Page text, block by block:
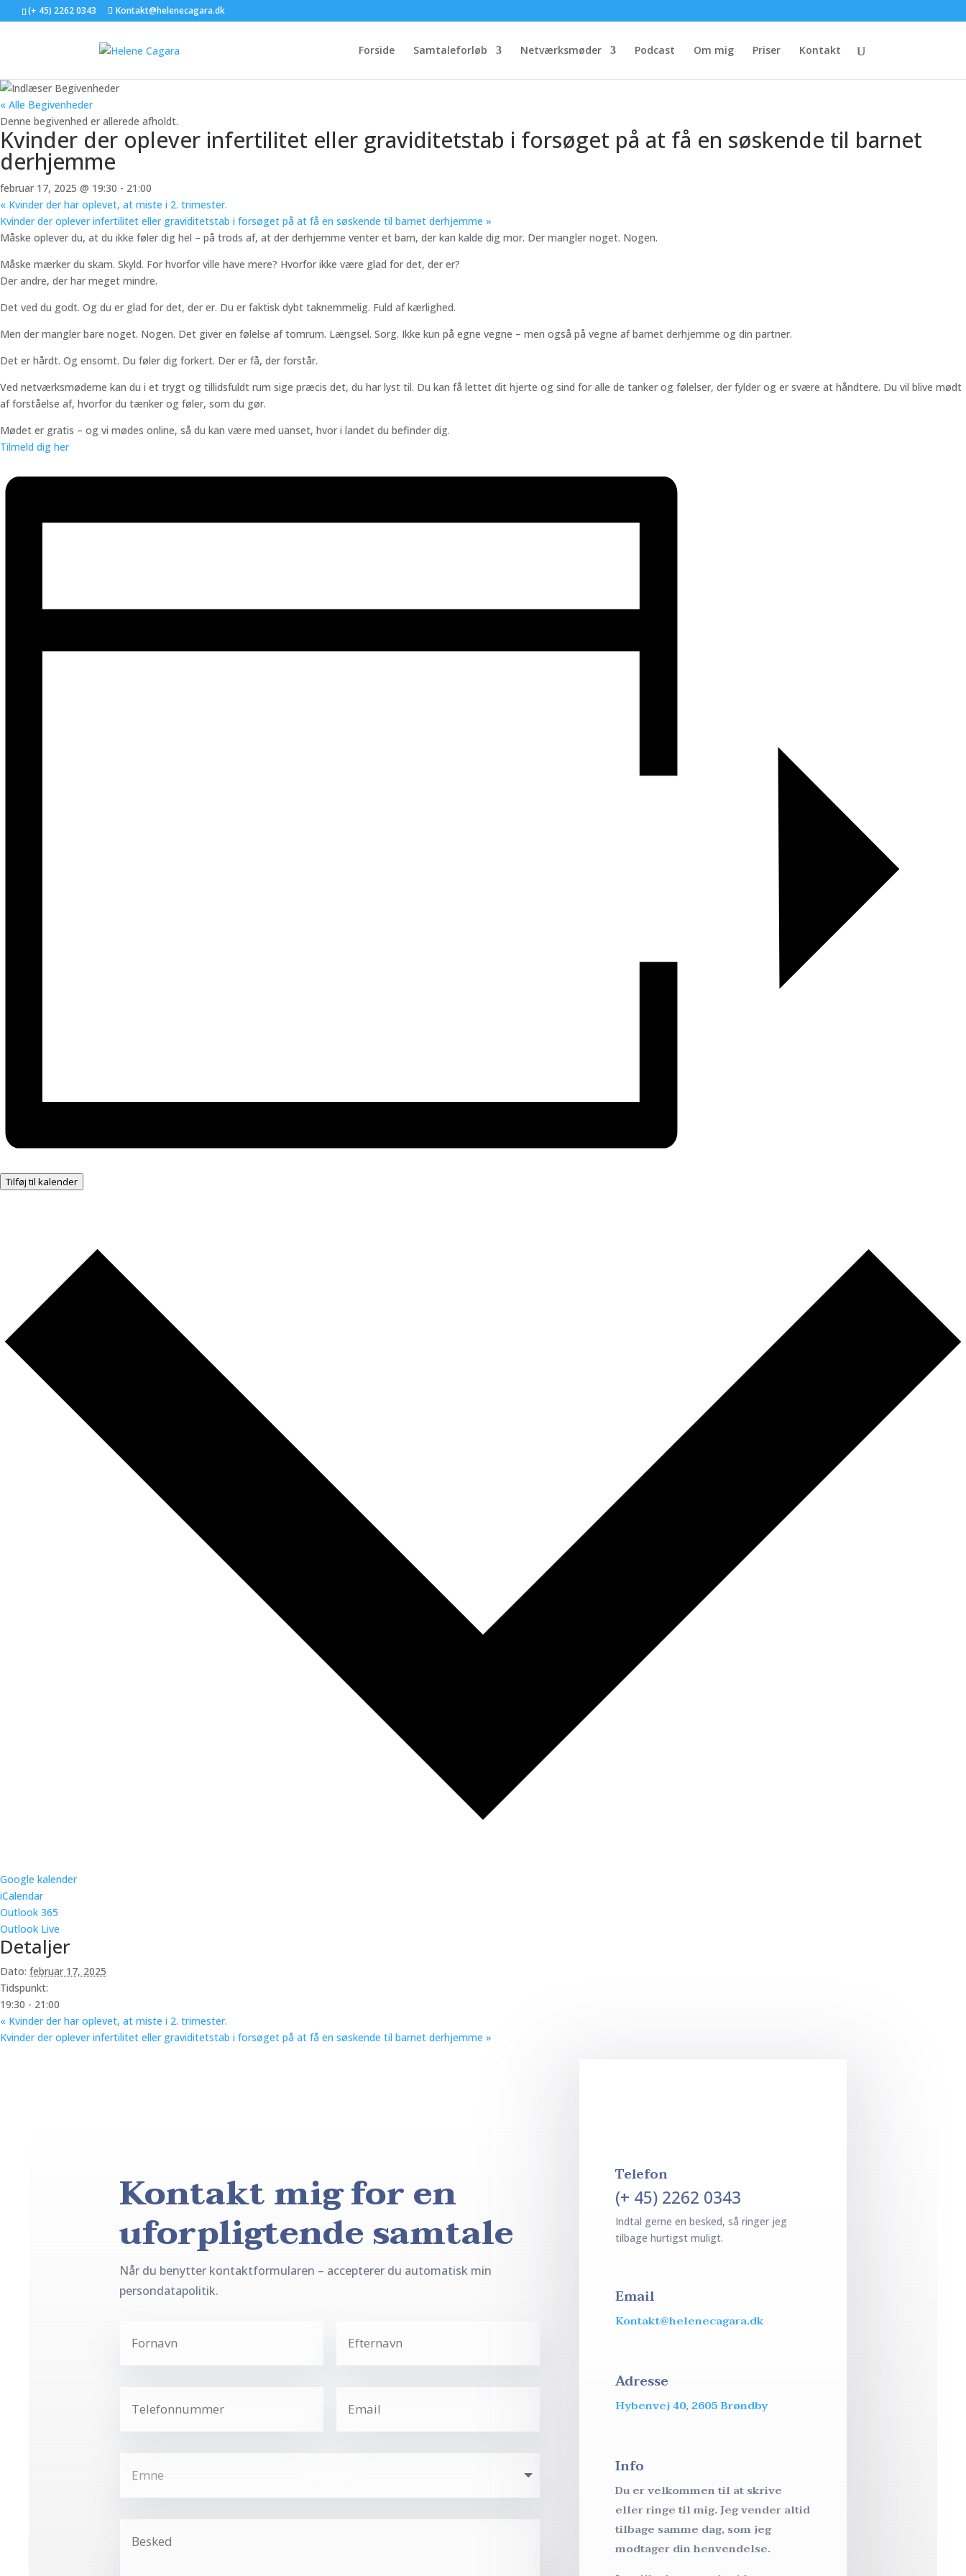
(+ 45) 2262 0343 Kontakt@helenecagara.dk
Forside Samtaleforløb Netværksmøder Podcast Om mig Priser Kontakt
« Alle Begivenheder
Denne begivenhed er allerede afholdt.
Kvinder der oplever infertilitet eller graviditetstab i forsøget på at få en søskende til barnet
derhjemme
februar 17, 2025 @ 19:30 - 21:00
« Kvinder der har oplevet, at miste i 2. trimester.
Kvinder der oplever infertilitet eller graviditetstab i forsøget på at få en søskende til barnet derhjemme »
Måske oplever du, at du ikke føler dig hel – på trods af, at der derhjemme venter et barn, der kan kalde dig mor. Der mangler noget. Nogen.
Måske mærker du skam. Skyld. For hvorfor ville have mere? Hvorfor ikke være glad for det, der er?
Der andre, der har meget mindre.
Det ved du godt. Og du er glad for det, der er. Du er faktisk dybt taknemmelig. Fuld af kærlighed.
Men der mangler bare noget. Nogen. Det giver en følelse af tomrum. Længsel. Sorg. Ikke kun på egne vegne – men også på vegne af barnet derhjemme og din partner.
Det er hårdt. Og ensomt. Du føler dig forkert. Der er få, der forstår.
Ved netværksmøderne kan du i et trygt og tillidsfuldt rum sige præcis det, du har lyst til. Du kan få lettet dit hjerte og sind for alle de tanker og følelser, der fylder og er svære at håndtere. Du vil blive mødt
af forståelse af, hvorfor du tænker og føler, som du gør.
Mødet er gratis – og vi mødes online, så du kan være med uanset, hvor i landet du befinder dig.
Tilmeld dig her
Tilføj til kalender
Google kalender
iCalendar
Outlook 365
Outlook Live
Detaljer
Dato: februar 17, 2025
Tidspunkt:
19:30 - 21:00
« Kvinder der har oplevet, at miste i 2. trimester.
Kvinder der oplever infertilitet eller graviditetstab i forsøget på at få en søskende til barnet derhjemme »
Kontakt mig for en
uforpligtende samtale
Når du benytter kontaktformularen – accepterer du automatisk min
persondatapolitik.
Telefon
(+ 45) 2262 0343
Indtal gerne en besked, så ringer jeg
tilbage hurtigst muligt.
Email
Kontakt@helenecagara.dk
Adresse
Hybenvej 40, 2605 Brøndby
Info
Du er velkommen til at skrive
eller ringe til mig. Jeg vender altid
tilbage samme dag, som jeg
modtager din henvendelse.